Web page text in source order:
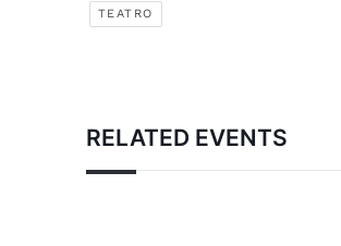
TEATRO
RELATED EVENTS